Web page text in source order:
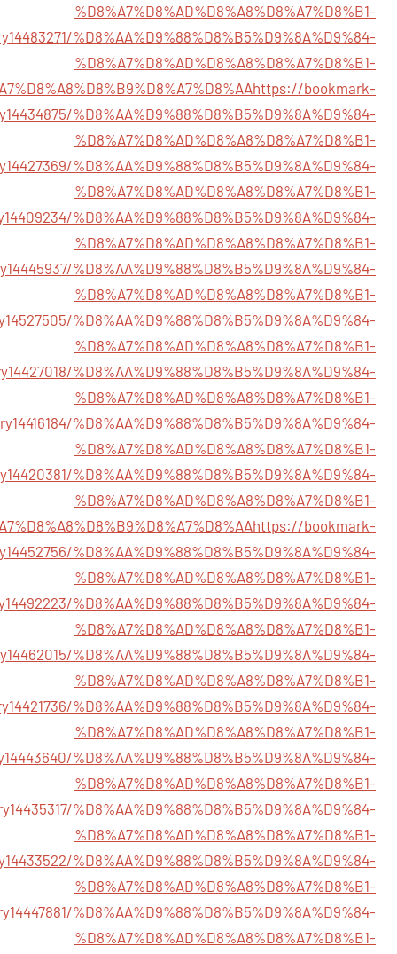
%D8%A7%D8%AD%D8%A8%D8%A7%D8%B1-
%D8%AA%D9%88%D8%B5%D9%8A%D9%84-
%D8%A7%D8%AD%D8%A8%D8%A7%D8%B1-
https://bookmark-
%D8%AA%D9%88%D8%B5%D9%8A%D9%84-
%D8%A7%D8%AD%D8%A8%D8%A7%D8%B1-
%D8%AA%D9%88%D8%B5%D9%8A%D9%84-
%D8%A7%D8%AD%D8%A8%D8%A7%D8%B1-
%D8%AA%D9%88%D8%B5%D9%8A%D9%84-
%D8%A7%D8%AD%D8%A8%D8%A7%D8%B1-
%D8%AA%D9%88%D8%B5%D9%8A%D9%84-
%D8%A7%D8%AD%D8%A8%D8%A7%D8%B1-
%D8%AA%D9%88%D8%B5%D9%8A%D9%84-
%D8%A7%D8%AD%D8%A8%D8%A7%D8%B1-
%D8%AA%D9%88%D8%B5%D9%8A%D9%84-
%D8%A7%D8%AD%D8%A8%D8%A7%D8%B1-
%D8%AA%D9%88%D8%B5%D9%8A%D9%84-
%D8%A7%D8%AD%D8%A8%D8%A7%D8%B1-
%D8%AA%D9%88%D8%B5%D9%8A%D9%84-
%D8%A7%D8%AD%D8%A8%D8%A7%D8%B1-
https://bookmark-
%D8%AA%D9%88%D8%B5%D9%8A%D9%84-
%D8%A7%D8%AD%D8%A8%D8%A7%D8%B1-
%D8%AA%D9%88%D8%B5%D9%8A%D9%84-
%D8%A7%D8%AD%D8%A8%D8%A7%D8%B1-
%D8%AA%D9%88%D8%B5%D9%8A%D9%84-
%D8%A7%D8%AD%D8%A8%D8%A7%D8%B1-
%D8%AA%D9%88%D8%B5%D9%8A%D9%84-
%D8%A7%D8%AD%D8%A8%D8%A7%D8%B1-
%D8%AA%D9%88%D8%B5%D9%8A%D9%84-
%D8%A7%D8%AD%D8%A8%D8%A7%D8%B1-
%D8%AA%D9%88%D8%B5%D9%8A%D9%84-
%D8%A7%D8%AD%D8%A8%D8%A7%D8%B1-
%D8%AA%D9%88%D8%B5%D9%8A%D9%84-
%D8%A7%D8%AD%D8%A8%D8%A7%D8%B1-
%D8%AA%D9%88%D8%B5%D9%8A%D9%84-
%D8%A7%D8%AD%D8%A8%D8%A7%D8%B1-